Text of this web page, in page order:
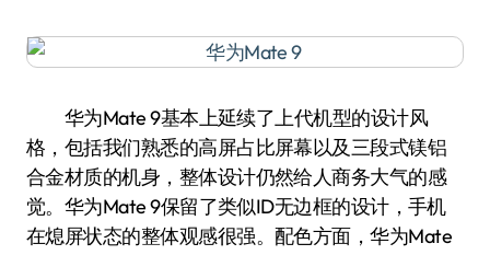
华为Mate 9基本上延续了上代机型的设计风
格，包括我们熟悉的高屏占比屏幕以及三段式镁铝
合金材质的机身，整体设计仍然给人商务大气的感
觉。华为Mate 9保留了类似ID无边框的设计，手机
在熄屏状态的整体观感很强。配色方面，华为Mate